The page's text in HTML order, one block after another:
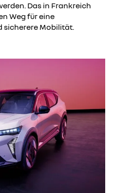
Das in Frankreich
Weg für eine
sicherere Mobilität.